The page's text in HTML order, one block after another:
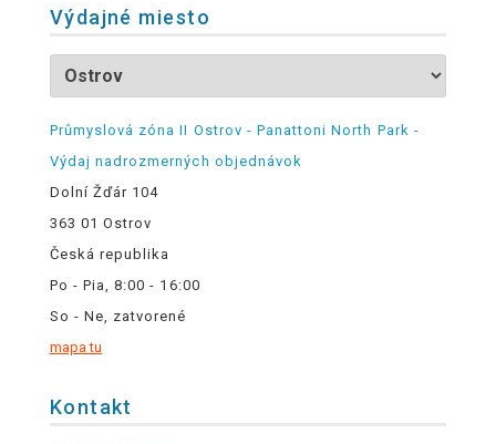
Výdajné miesto
Průmyslová zóna II Ostrov - Panattoni North Park -
Výdaj nadrozmerných objednávok
Dolní Žďár 104
363 01 Ostrov
Česká republika
Po - Pia, 8:00 - 16:00
So - Ne, zatvorené
mapa tu
Kontakt